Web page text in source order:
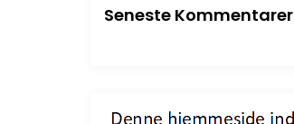
Seneste Kommentarer